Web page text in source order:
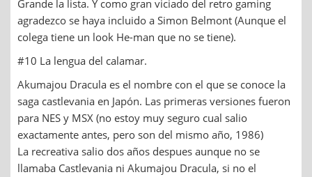
Grande la lista. Y como gran viciado del retro gaming
agradezco se haya incluido a Simon Belmont (Aunque el
colega tiene un look He-man que no se tiene).
#10 La lengua del calamar.
Akumajou Dracula es el nombre con el que se conoce la
saga castlevania en Japón. Las primeras versiones fueron
para NES y MSX (no estoy muy seguro cual salio
exactamente antes, pero son del mismo año, 1986)
La recreativa salio dos años despues aunque no se
llamaba Castlevania ni Akumajou Dracula, si no el